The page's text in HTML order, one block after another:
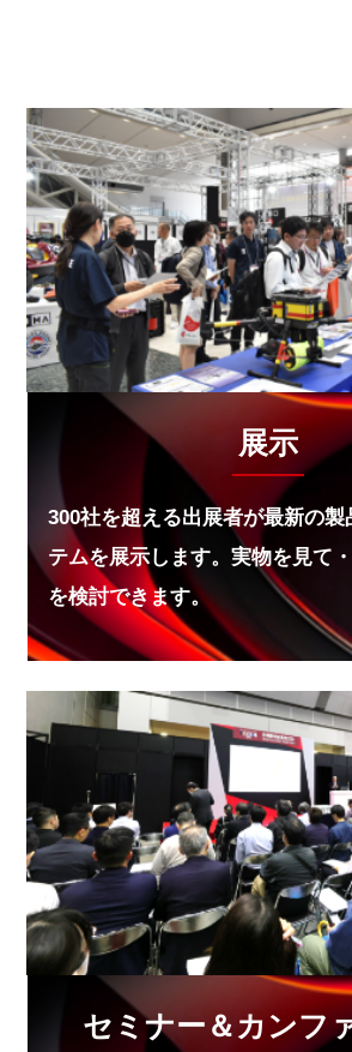
2026.01.07
【防災プラス】M7.5 震度6強 ⇒初の「後
報」
2026.01.07
【防災情報新聞】地域防災の“死角”「酒
防災」
2026.01.07
【防災情報新聞】東北大学大学院に「災
【防災プラス】「道路陥没」の予兆をと
2025.11.26
【防災プラス】2026年出水期から「危険
2025.11.26
2025.11.26
【防災情報新聞】水・トイレの都道府県
2025.11.11
【防災プラス】武雄市にハイブリッドパ
「asobiba」
2025.11.11
【防災プラス】YAMAP流域地図に「小学
展示
300社を超える出展者が最新の製
テムを展示します。実物を見て
を検討できます。
セミナー＆カンフ